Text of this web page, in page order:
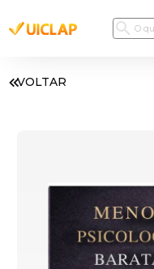
VOLTAR